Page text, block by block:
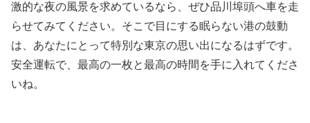
激的な夜の風景を求めているなら、ぜひ品川埠頭へ車を走
らせてみてください。そこで目にする眠らない港の鼓動
は、あなたにとって特別な東京の思い出になるはずです。
安全運転で、最高の一枚と最高の時間を手に入れてくださ
いね。